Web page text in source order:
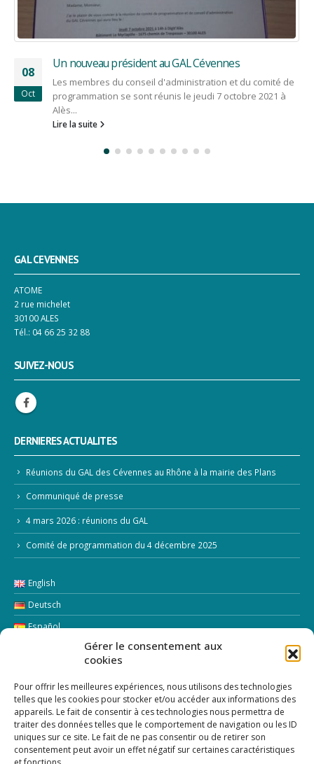
Gérer le consentement aux
cookies
Pour offrir les meilleures expériences, nous utilisons des technologies
telles que les cookies pour stocker et/ou accéder aux informations des
appareils. Le fait de consentir à ces technologies nous permettra de
traiter des données telles que le comportement de navigation ou les ID
uniques sur ce site. Le fait de ne pas consentir ou de retirer son
consentement peut avoir un effet négatif sur certaines caractéristiques
Août
Prochain Comité le 24 septembre 2020
En 2020, en raison de l'actualité, le calendrier des
réunions du comité de programmation a été bouleversé.
Ainsi la réunion du...
Lire la suite
GAL CEVENNES
ATOME
2 rue michelet
30100 ALES
Tél.: 04 66 25 32 88
SUIVEZ-NOUS
DERNIERES ACTUALITES
Réunions du GAL des Cévennes au Rhône à la mairie des Plans
Communiqué de presse
4 mars 2026 : réunions du GAL
Comité de programmation du 4 décembre 2025
English
Deutsch
Español
LETTRE D’INFORMATION
Addresse Email: